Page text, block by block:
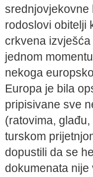
srednjovjekovne
rodoslovi obitelji
crkvena
jednom
nekoga
Europa je bila
pripisivane sve
(ratovima,
turskom
dopustili da se
dokumenata